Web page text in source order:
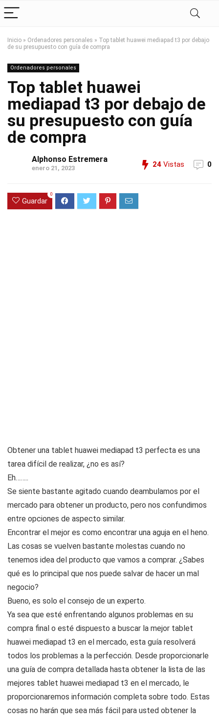
Inicio » Ordenadores personales » Top tablet huawei mediapad t3 por debajo
de su presupuesto con guía de compra
Ordenadores personales
Top tablet huawei
mediapad t3 por debajo de
su presupuesto con guía
de compra
Alphonso Estremera
enero 21, 2023 24 Vistas 0
Guardar
0
Obtener una tablet huawei mediapad t3 perfecta es una
tarea difícil de realizar, ¿no es así?
Eh……..
Se siente bastante agitado cuando deambulamos por el
mercado para obtener un producto, pero nos confundimos
entre opciones de aspecto similar.
Encontrar el mejor es como encontrar una aguja en el heno.
Las cosas se vuelven bastante molestas cuando no
tenemos idea del producto que vamos a comprar. ¿Sabes
qué es lo principal que nos puede salvar de hacer un mal
negocio?
Bueno, es solo el consejo de un experto.
Ya sea que esté enfrentando algunos problemas en su
compra final o esté dispuesto a buscar la mejor tablet
huawei mediapad t3 en el mercado, esta guía resolverá
todos los problemas a la perfección. Desde proporcionarle
una guía de compra detallada hasta obtener la lista de las
mejores tablet huawei mediapad t3 en el mercado, le
proporcionaremos información completa sobre todo. Estas
cosas no harán que sea más fácil para usted obtener la